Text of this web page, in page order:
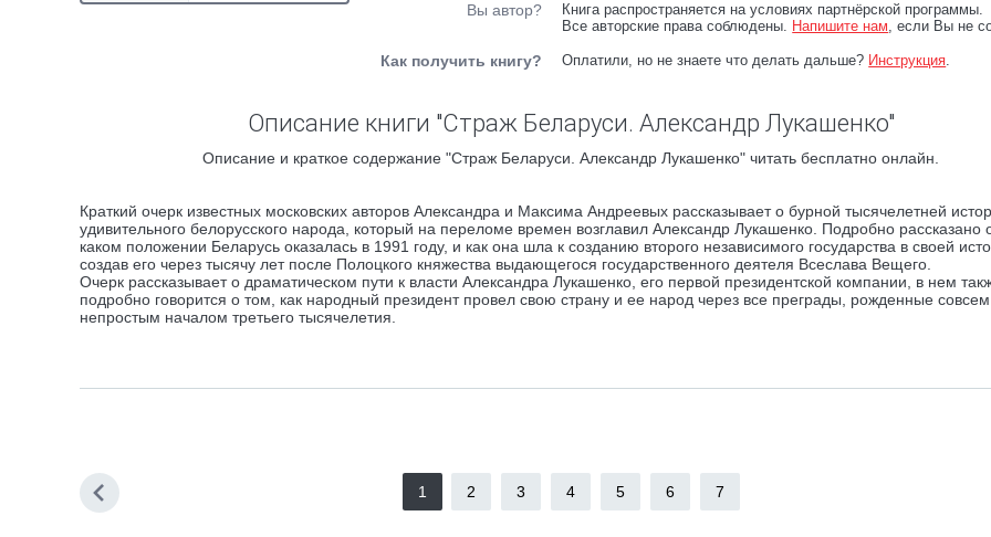
Вы автор?
Книга распространяется на условиях партнёрской программы.
Все авторские права соблюдены. Напишите нам, если Вы не
Как получить книгу? Оплатили, но не знаете что делать дальше? Инструкция.
Описание книги "Страж Беларуси. Александр Лукашенко"
Описание и краткое содержание "Страж Беларуси. Александр Лукашенко" читать бесплатно онлайн.
Краткий очерк известных московских авторов Александра и Максима Андреевых рассказывает о бурной тысячелетней
удивительного белорусского народа, который на переломе времен возглавил Александр Лукашенко. Подробно рассказано
каком положении Беларусь оказалась в 1991 году, и как она шла к созданию второго независимого государства в своей
создав его через тысячу лет после Полоцкого княжества выдающегося государственного деятеля Всеслава Вещего.
Очерк рассказывает о драматическом пути к власти Александра Лукашенко, его первой президентской компании, в нем
подробно говорится о том, как народный президент провел свою страну и ее народ через все преграды, рожденные совсем
непростым началом третьего тысячелетия.
1 2 3 4 5 6 7